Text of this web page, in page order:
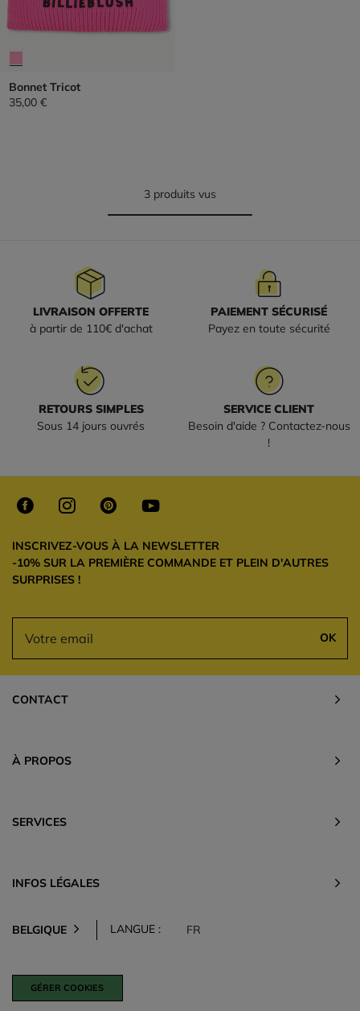
Bonnet Tricot
35,00 €
3 produits vus
LIVRAISON OFFERTE
à partir de 110€ d'achat
PAIEMENT SÉCURISÉ
Payez en toute sécurité
RETOURS SIMPLES
Sous 14 jours ouvrés
SERVICE CLIENT
Besoin d'aide ? Contactez-nous
!
INSCRIVEZ-VOUS À LA NEWSLETTER
-10% SUR LA PREMIÈRE COMMANDE ET PLEIN D'AUTRES
SURPRISES !
OK
CONTACT
À PROPOS
SERVICES
INFOS LÉGALES
BELGIQUE LANGUE : FR
GÉRER COOKIES